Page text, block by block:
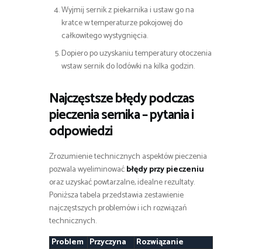
Wyjmij sernik z piekarnika i ustaw go na
kratce w temperaturze pokojowej do
całkowitego wystygnięcia.
Dopiero po uzyskaniu temperatury otoczenia
wstaw sernik do lodówki na kilka godzin.
Najczęstsze błędy podczas
pieczenia sernika – pytania i
odpowiedzi
Zrozumienie technicznych aspektów pieczenia
pozwala wyeliminowaćbłędy przy pieczeniu
oraz uzyskać powtarzalne, idealne rezultaty.
Poniższa tabela przedstawia zestawienie
najczęstszych problemów i ich rozwiązań
technicznych.
Problem Przyczyna
Rozwiązanie